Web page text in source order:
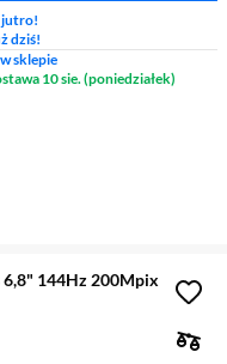
jutro!
dziś!
sklepie
10 sie. (poniedziałek)
6,8" 144Hz 200Mpix